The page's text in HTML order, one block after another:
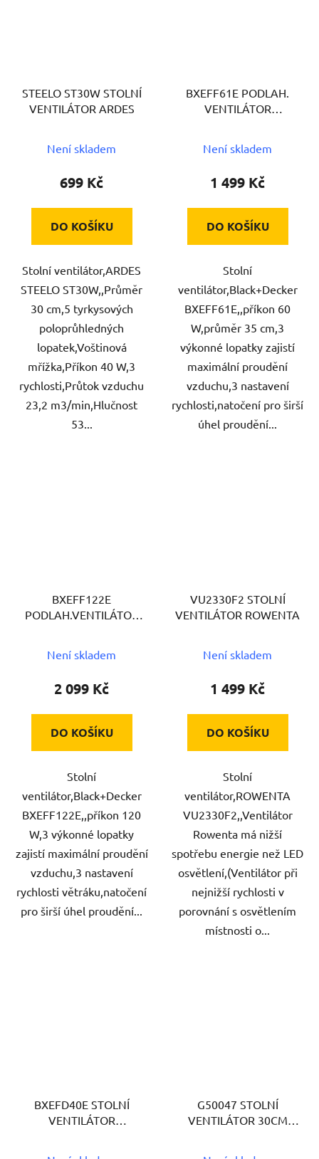
STEELO ST30W STOLNÍ
VENTILÁTOR ARDES
Není skladem
699 Kč
DO KOŠÍKU
Stolní ventilátor,ARDES
STEELO ST30W,,Průměr
30 cm,5 tyrkysových
poloprůhledných
lopatek,Voštinová
mřížka,Příkon 40 W,3
rychlosti,Průtok vzduchu
23,2 m3/min,Hlučnost
53...
BXEFF61E PODLAH.
VENTILÁTOR
Není skladem
1 499 Kč
DO KOŠÍKU
Stolní
ventilátor,Black+Decker
BXEFF61E,,příkon 60
W,průměr 35 cm,3
výkonné lopatky zajistí
maximální proudění
vzduchu,3 nastavení
rychlosti,natočení pro širší
úhel proudění...
BXEFF122E
PODLAH.VENTILÁTOR
Není skladem
2 099 Kč
DO KOŠÍKU
Stolní
ventilátor,Black+Decker
BXEFF122E,,příkon 120
W,3 výkonné lopatky
zajistí maximální proudění
vzduchu,3 nastavení
rychlosti větráku,natočení
pro širší úhel proudění...
VU2330F2 STOLNÍ
VENTILÁTOR ROWENTA
Není skladem
1 499 Kč
DO KOŠÍKU
Stolní
ventilátor,ROWENTA
VU2330F2,,Ventilátor
Rowenta má nižší
spotřebu energie než LED
osvětlení,(Ventilátor při
nejnižší rychlosti v
porovnání s osvětlením
místnosti o...
BXEFD40E STOLNÍ
VENTILÁTOR
G50047 STOLNÍ
VENTILÁTOR 30CM